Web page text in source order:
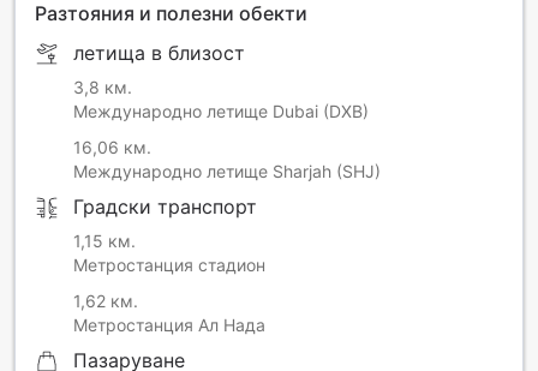
Разтояния и полезни обекти
летища в близост
3,8 км.
Международно летище Dubai (DXB)
16,06 км.
Международно летище Sharjah (SHJ)
Градски транспорт
1,15 км.
Метростанция стадион
1,62 км.
Метростанция Ал Нада
Пазаруване